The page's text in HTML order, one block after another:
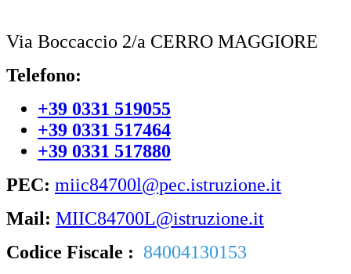
Via Boccaccio 2/a CERRO MAGGIORE
Telefono:
+39 0331 519055
+39 0331 517464
+39 0331 517880
PEC: miic84700l@pec.istruzione.it
Mail: MIIC84700L@istruzione.it
Codice Fiscale : 84004130153